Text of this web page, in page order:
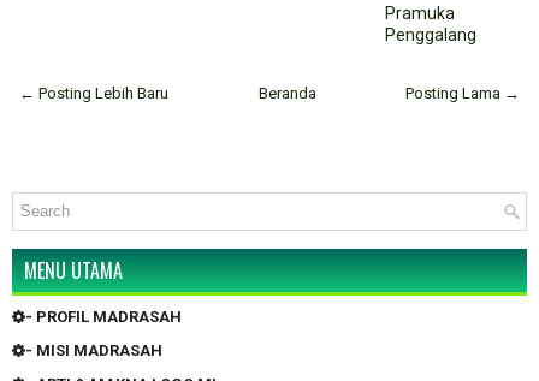
Pramuka
Penggalang
← Posting Lebih Baru Posting Lama →
Beranda
MENU UTAMA
- PROFIL MADRASAH
- MISI MADRASAH